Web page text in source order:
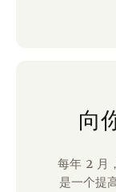
向
每年 2 月
是一个提